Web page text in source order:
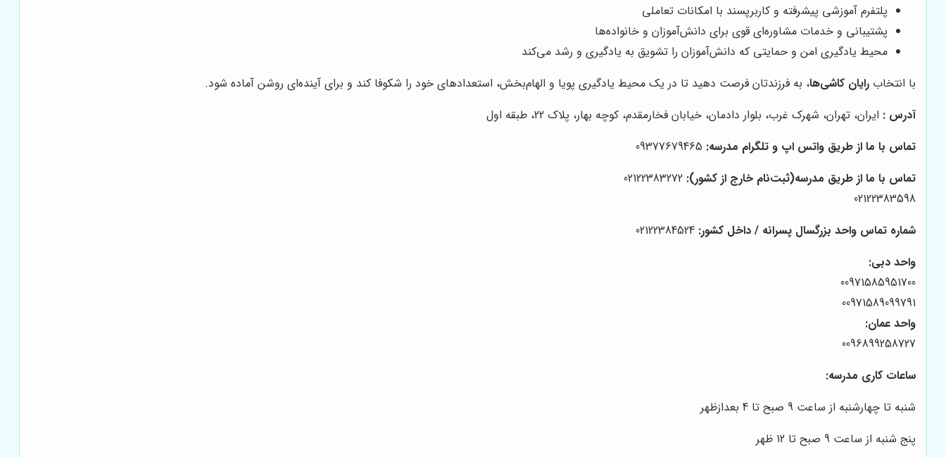
پلتفرم آموزشی پیشرفته و کاربرپسند با امکانات تعاملی
پشتیبانی و خدمات مشاوره‌ای قوی برای دانش‌آموزان و خانواده‌ها
محیط یادگیری امن و حمایتی که دانش‌آموزان را تشویق به یادگیری و رشد می‌کند
با انتخاب رایان کاشی‌ها، به فرزندتان فرصت دهید تا در یک محیط یادگیری پویا و الهام‌بخش، استعدادهای خود را شکوفا کند و برای آینده‌ای روشن آماده شود.
آدرس : ایران، تهران، شهرک غرب، بلوار دادمان، خیابان فخارمقدم، کوچه بهار، پلاک 22، طبقه اول
تماس با ما از طریق واتس اپ و تلگرام مدرسه:
تماس با ما از طریق مدرسه(ثبت‌نام خارج از کشور):
02122383598
شماره تماس واحد بزرگسال پسرانه / داخل کشور:
واحد دبی:
00971585951700
00971589099791
واحد عمان:
0096899258727
ساعات کاری مدرسه:
شنبه تا چهارشنبه از ساعت 9 صبح تا 4 بعدازظهر
پنج شنبه از ساعت 9 صبح تا 12 ظهر